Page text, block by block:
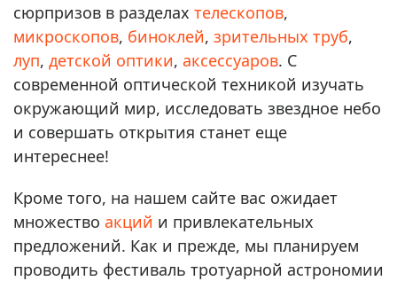
сюрпризов в разделах телескопов,
микроскопов, биноклей, зрительных труб,
луп, детской оптики, аксессуаров. С
современной оптической техникой изучать
окружающий мир, исследовать звездное небо
и совершать открытия станет еще
интереснее!
Кроме того, на нашем сайте вас ожидает
множество акций и привлекательных
предложений. Как и прежде, мы планируем
проводить фестиваль тротуарной астрономии